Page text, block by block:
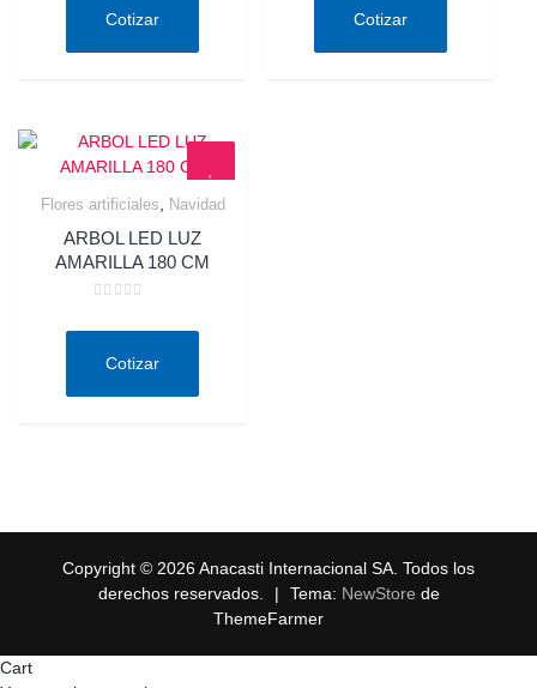
deCotizar
deCotizar
Flores artificiales Navidad
ARBOL LED LUZ
AMARILLA 180 CM
deCotizar
Copyright © 2026 Anacasti Internacional SA. Todos los
derechos reservados.
| Tema: NewStore de
ThemeFarmer
Cart